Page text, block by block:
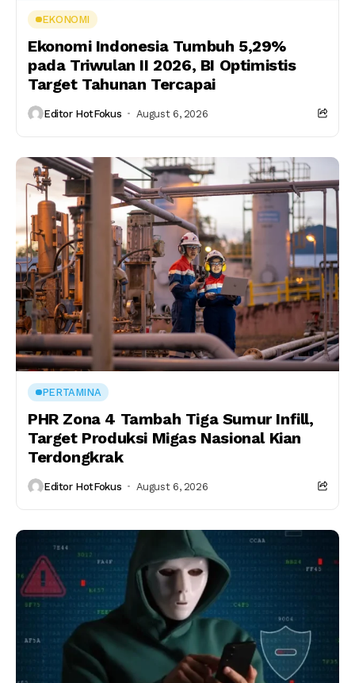
EKONOMI
Ekonomi Indonesia Tumbuh 5,29%
pada Triwulan II 2026, BI Optimistis
Target Tahunan Tercapai
Editor HotFokus August 6, 2026
PERTAMINA
PHR Zona 4 Tambah Tiga Sumur Infill,
Target Produksi Migas Nasional Kian
Terdongkrak
Editor HotFokus August 6, 2026